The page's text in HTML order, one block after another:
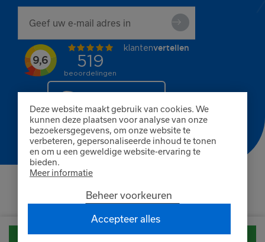
Deze website maakt gebruik van cookies. We
kunnen deze plaatsen voor analyse van onze
bezoekersgegevens, om onze website te
verbeteren, gepersonaliseerde inhoud te tonen
en om u een geweldige website-ervaring te
bieden.
Meer informatie
Beheer voorkeuren
Accepteer alles
Algemene voorwaarden
Privacybeleid
BTW NL861660845B01